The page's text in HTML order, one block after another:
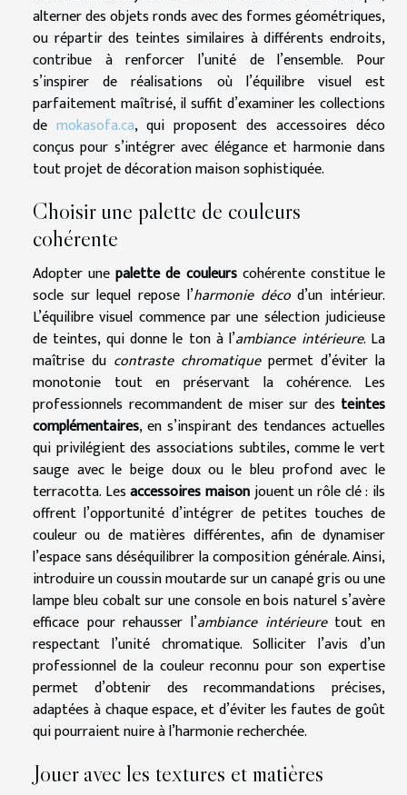
alterner des objets ronds avec des formes géométriques,
ou répartir des teintes similaires à différents endroits,
contribue à renforcer l’unité de l’ensemble. Pour
s’inspirer de réalisations où l’équilibre visuel est
parfaitement maîtrisé, il suffit d’examiner les collections
de mokasofa.ca, qui proposent des accessoires déco
conçus pour s’intégrer avec élégance et harmonie dans
tout projet de décoration maison sophistiquée.
Choisir une palette de couleurs
cohérente
Adopter unepalette de couleurscohérente constitue le
socle sur lequel repose l’harmonie décod’un intérieur.
L’équilibre visuel commence par une sélection judicieuse
de teintes, qui donne le ton à l’ambiance intérieure. La
maîtrise du contraste chromatiquepermet d’éviter la
monotonie tout en préservant la cohérence. Les
professionnels recommandent de miser sur des teintes
complémentaires, en s’inspirant des tendances actuelles
qui privilégient des associations subtiles, comme le vert
sauge avec le beige doux ou le bleu profond avec le
terracotta. Lesaccessoires maisonjouent un rôle clé : ils
offrent l’opportunité d’intégrer de petites touches de
couleur ou de matières différentes, afin de dynamiser
l’espace sans déséquilibrer la composition générale. Ainsi,
introduire un coussin moutarde sur un canapé gris ou une
lampe bleu cobalt sur une console en bois naturel s’avère
efficace pour rehausser l’ambiance intérieuretout en
respectant l’unité chromatique. Solliciter l’avis d’un
professionnel de la couleur reconnu pour son expertise
permet d’obtenir des recommandations précises,
adaptées à chaque espace, et d’éviter les fautes de goût
qui pourraient nuire à l’harmonie recherchée.
Jouer avec les textures et matières